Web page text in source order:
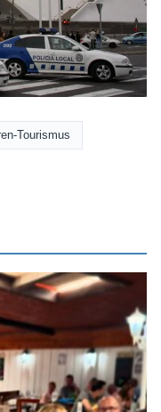
Tourismus